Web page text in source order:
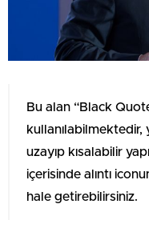
Bu alan “Black
kullanılabilmektedir,
uzayıp kısalabilir
içerisinde alıntı
hale getirebilirsiniz.